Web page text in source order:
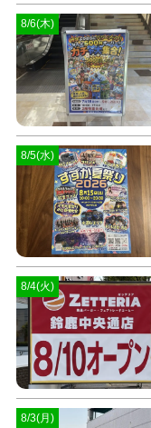
8/6(木)
8/5(水)
8/4(火)
8/3(月)